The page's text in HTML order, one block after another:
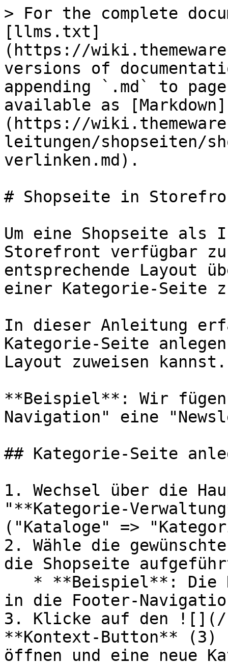
> For the complete
[llms.txt]
(https://
versions of
appending `.md` to
available as [Markdown]
(https://
leitungen/shopseiten/
verlinken.md).
# Shopseite in
Um eine Shopseite
Storefront verfügbar zu
entsprechende Layout
einer Kategorie-Seite
In dieser Anleitung
Kategorie-Seite
Layout zuweisen kannst.
**Beispiel**: Wir
Navigation" eine
## Kategorie-Seite
1. Wechsel über die
"**Kategorie-
("Kataloge" =>
2. Wähle die
die Shopseite
in die Footer-
3. Klicke auf den ![](/
**Kontext-Button** (3)
öffnen und eine neue